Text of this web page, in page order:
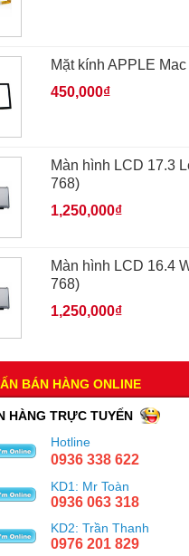
Mặt kính APPLE
450,000₫
Màn hình LCD 17.3
768)
1,250,000₫
Màn hình LCD 16.4
768)
1,250,000₫
BÁN HÀNG ONLINE
HÀNG TRỰC TUYẾN
Hotline
0936 338 622
KD1: Mr Toàn
0936 063 318
KD2: Trần Thanh
0976 201 829